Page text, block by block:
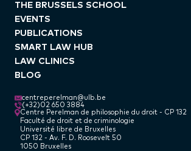
THE BRUSSELS SCHOOL
EVENTS
PUBLICATIONS
SMART LAW HUB
LAW CLINICS
BLOG
centreperelman@ulb.be
(+32)02 650 3884
Centre Perelman de philosophie du droit - CP 132
Faculté de droit et de criminologie
Université libre de Bruxelles
CP 132 - Av. F. D. Roosevelt 50
1050 Bruxelles